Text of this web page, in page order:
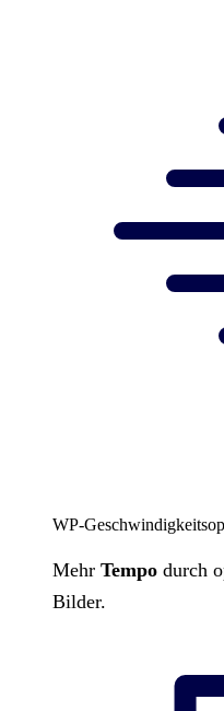
WP-
Mehr Tempo durch
Bilder.